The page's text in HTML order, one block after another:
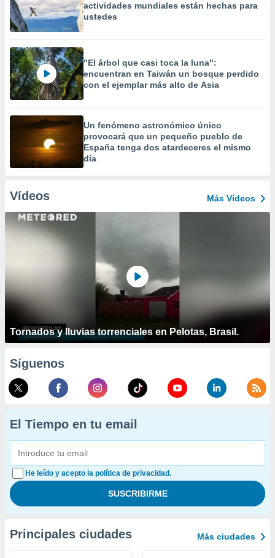
actividades mundiales están hechas para
ustedes
"El árbol que casi toca la luna":
encuentran en Taiwán un bosque perdido
con el ejemplar más alto de Asia
Un fenómeno astronómico único
provocará que un pequeño pueblo de
España tenga dos atardeceres el mismo
día
Vídeos Más Vídeos
Tornados y lluvias torrenciales en Pelotas, Brasil.
Síguenos
El Tiempo en tu email
He leído y acepto la política de privacidad.
Principales ciudades Más ciudades